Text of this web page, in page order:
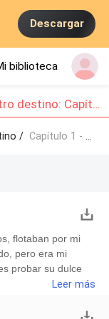
Descargar
biblioteca
Todos los capítulos de Amar es nuestro destino: Capítulo 1 - Capítulo 10
/ Capítulo 1 - Capítulo 10
flotaban por mi
pero era mi
probar su dulce
parecía estar
dónde te iras Saín?
Leer más